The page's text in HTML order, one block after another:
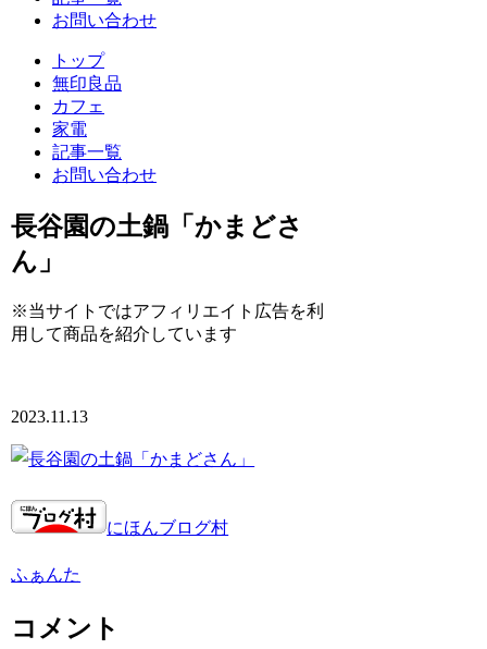
お問い合わせ
トップ
無印良品
カフェ
家電
記事一覧
お問い合わせ
長谷園の土鍋「かまどさ
ん」
※当サイトではアフィリエイト広告を利
用して商品を紹介しています
2023.11.13
にほんブログ村
ふぁんた
コメント